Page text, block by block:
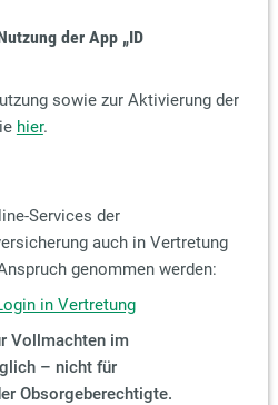
der App „ID
sowie zur Aktivierung der
hier.
Services der
auch in Vertretung
genommen werden:
in Vertretung
Vollmachten im
– nicht für
Obsorgeberechtigte.